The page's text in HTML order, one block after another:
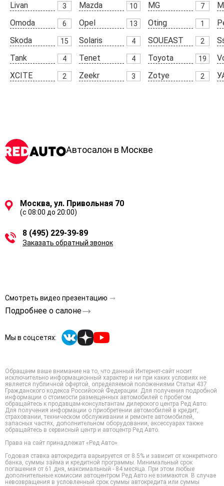
Livan 3 Mazda 10 MG 7
Omoda
6 Opel 13 Oting 1
Skoda
15 Solaris 4 SOUEAST 2
Tank
4 Tenet 4 Toyota 19
XCITE
2 Zeekr 3 Zotye 2
Автосалон в Москве
Москва, ул. Привольная 70
(с 08:00 до 20:00)
8 (495) 229-39-89
Заказать обратный звонок
Смотреть видео презентацию
Подробнее о салоне
Мы в соцсетях:
Обращаем ваше внимание на то, что данный Интернет-сайт носит
исключительно информационный характер и ни при каких условиях не
является публичной офертой, определяемой положениями Статьи 437
Гражданского кодекса Российской Федерации. Для получения подробной
информации о стоимости размещенных автомобилей с пробегом
обращайтесь к продавцам-консультантам дилерского центра Ред Авто.
Для получения информации о приобретении автомобилей в кредит,
страховании, техническом обслуживании и ремонте автомобилей,
запасных частях, дополнительном оборудовании, аксессуарах также
обращайтесь в сервисный центр и автоцентр Ред Авто.
Права на сайт принадлежат «Ред Авто»
Годовая ставка автокредита варьируется от 8.5% и зависит от конкретного
банка, суммы займа и кредитной программы. Минимальный срок
погашения от 61 дня, максимальный - 84 месяца. При этом любые
дополнительные комиссии автоцентром Ред Авто не взимаются. В случае
невозвращения в условленный срок суммы автокредита или суммы